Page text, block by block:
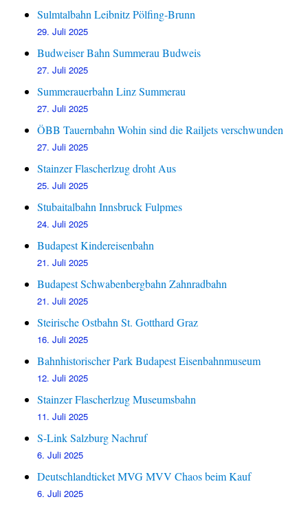
Sulmtalbahn Leibnitz Pölfing-Brunn
29. Juli 2025
Budweiser Bahn Summerau Budweis
27. Juli 2025
Summerauerbahn Linz Summerau
27. Juli 2025
ÖBB Tauernbahn Wohin sind die Railjets verschwunden
27. Juli 2025
Stainzer Flascherlzug droht Aus
25. Juli 2025
Stubaitalbahn Innsbruck Fulpmes
24. Juli 2025
Budapest Kindereisenbahn
21. Juli 2025
Budapest Schwabenbergbahn Zahnradbahn
21. Juli 2025
Steirische Ostbahn St. Gotthard Graz
16. Juli 2025
Bahnhistorischer Park Budapest Eisenbahnmuseum
12. Juli 2025
Stainzer Flascherlzug Museumsbahn
11. Juli 2025
S-Link Salzburg Nachruf
6. Juli 2025
Deutschlandticket MVG MVV Chaos beim Kauf
6. Juli 2025